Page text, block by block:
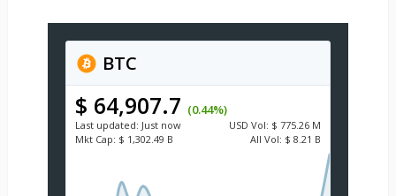
BTC
$ 64,907.7 (0.44%)
Last updated: Just now USD Vol: $ 775.26 M
Mkt Cap: $ 1,302.49 B All Vol: $ 8.21 B